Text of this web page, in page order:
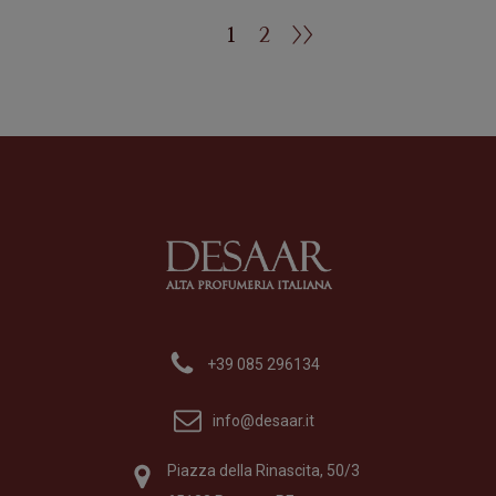
1 2 >>
+39 085 296134
info@desaar.it
Piazza della Rinascita, 50/3